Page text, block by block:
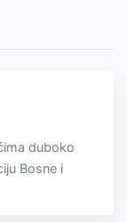
duboko
Bosne i